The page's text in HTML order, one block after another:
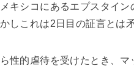
キシコにあるエプスタイ
しこれは2日目の証言とは
性的虐待を受けたとき、